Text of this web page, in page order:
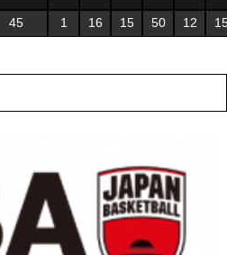
45 1 16 15 50 12